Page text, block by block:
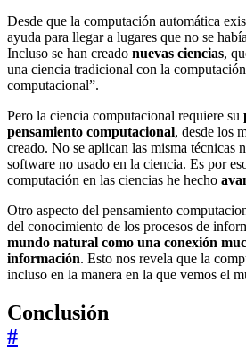
Desde que la computación automática
ayuda para llegar a lugares que no se
Incluso se han creado nuevas ciencias,
una ciencia tradicional con la
computacional”.
Pero la ciencia computacional requiere su
pensamiento computacional, desde los
creado. No se aplican las misma técnicas
software no usado en la ciencia. Es por
computación en las ciencias he hecho
Otro aspecto del pensamiento
del conocimiento de los procesos de
mundo natural como una conexión
información. Esto nos revela que la
incluso en la manera en la que vemos el
Conclusión
#